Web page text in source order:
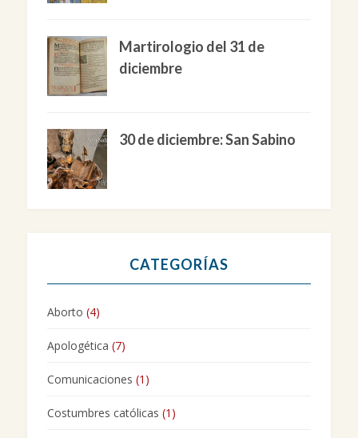
Martirologio del 31 de
diciembre
30 de diciembre: San Sabino
CATEGORÍAS
Aborto (4)
Apologética (7)
Comunicaciones (1)
Costumbres católicas (1)